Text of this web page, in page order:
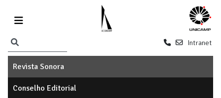
Intranet
Revista Sonora
Conselho Editorial